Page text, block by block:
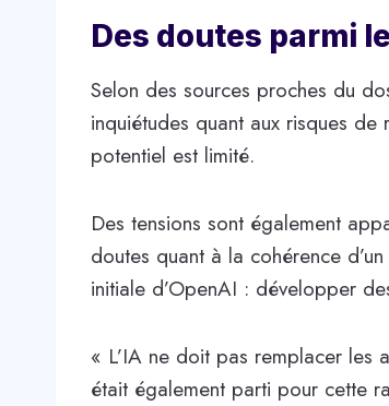
Des doutes parmi
Selon des sources proches du
inquiétudes quant aux risques
potentiel est limité.
Des tensions sont également
doutes quant à la cohérence
initiale d’OpenAI : développer
« L’IA ne doit pas remplacer les
était également parti pour cette